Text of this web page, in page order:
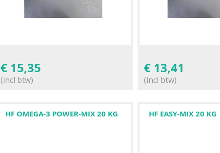
€ 15,35
(incl btw)
€ 13,41
(incl btw)
HF OMEGA-3 POWER-MIX 20 KG HF EASY-MIX 20 KG